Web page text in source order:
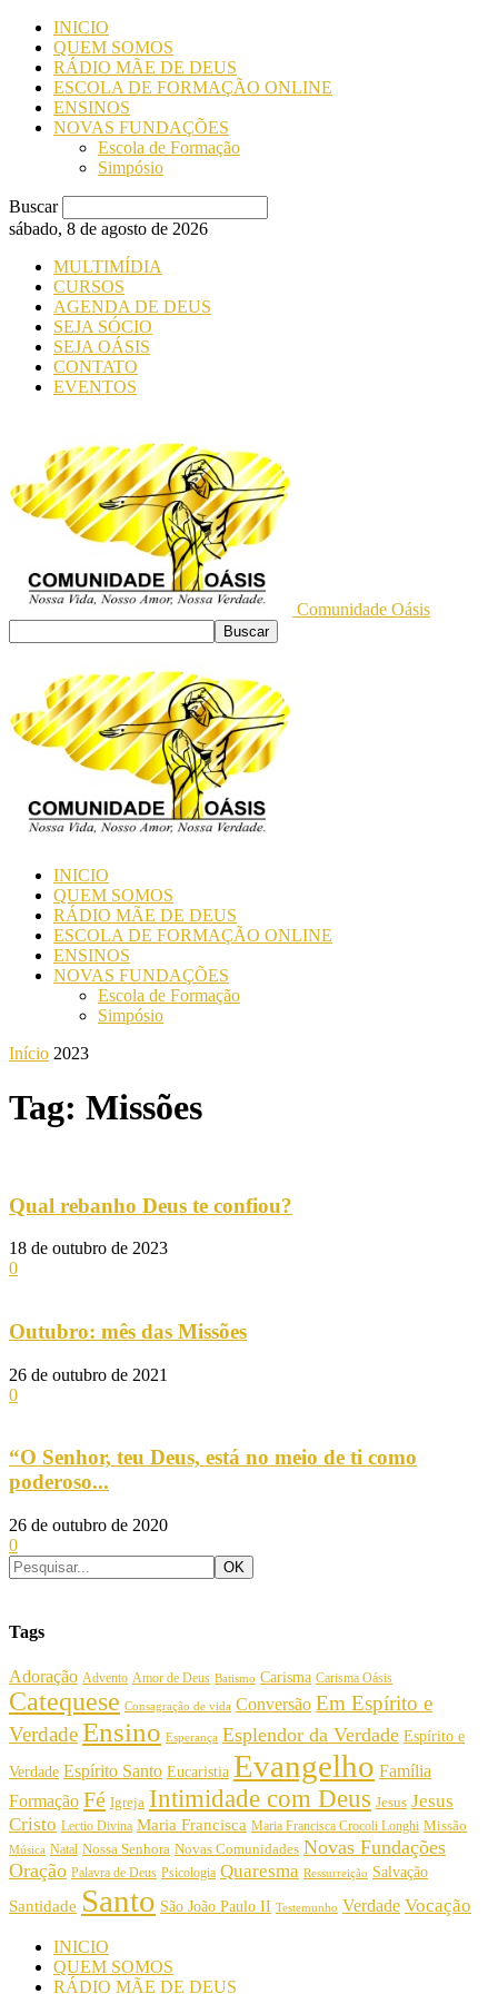
INICIO
QUEM SOMOS
RÁDIO MÃE DE DEUS
ESCOLA DE FORMAÇÃO ONLINE
ENSINOS
NOVAS FUNDAÇÕES
Escola de Formação
Simpósio
Buscar
sábado, 8 de agosto de 2026
MULTIMÍDIA
CURSOS
AGENDA DE DEUS
SEJA SÓCIO
SEJA OÁSIS
CONTATO
EVENTOS
Comunidade Oásis
INICIO
QUEM SOMOS
RÁDIO MÃE DE DEUS
ESCOLA DE FORMAÇÃO ONLINE
ENSINOS
NOVAS FUNDAÇÕES
Escola de Formação
Simpósio
Início 2023
Tag: Missões
Qual rebanho Deus te confiou?
18 de outubro de 2023
0
Outubro: mês das Missões
26 de outubro de 2021
0
“O Senhor, teu Deus, está no meio de ti como
poderoso...
26 de outubro de 2020
0
Tags
Adoração Advento Amor de Deus Batismo Carisma Carisma Oásis
Catequese Consagração de vida Conversão Em Espírito e
VerdadeEnsino Esperança Esplendor da Verdade Espírito e
Verdade Espírito Santo Eucaristia Evangelho Família
Formação Fé Igreja Intimidade com Deus Jesus Jesus
Cristo Lectio Divina Maria Francisca Maria Francisca Crocoli Longhi Missão
Música Natal Nossa Senhora Novas Comunidades Novas Fundações
Oração Palavra de Deus Psicologia Quaresma Ressurreição Salvação
Santidade Santo São João Paulo II Testemunho Verdade Vocação
INICIO
QUEM SOMOS
RÁDIO MÃE DE DEUS